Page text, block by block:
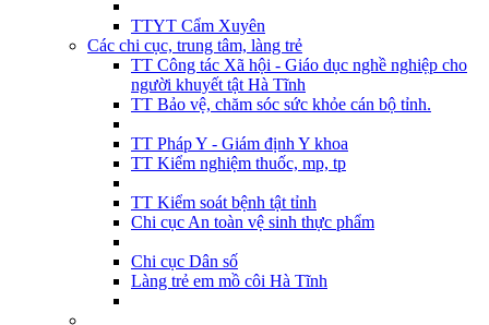
TTYT Cẩm Xuyên
Các chi cục, trung tâm, làng trẻ
TT Công tác Xã hội - Giáo dục nghề nghiệp cho
người khuyết tật Hà Tĩnh
TT Bảo vệ, chăm sóc sức khỏe cán bộ tỉnh.
TT Pháp Y - Giám định Y khoa
TT Kiểm nghiệm thuốc, mp, tp
TT Kiểm soát bệnh tật tỉnh
Chi cục An toàn vệ sinh thực phẩm
Chi cục Dân số
Làng trẻ em mồ côi Hà Tĩnh